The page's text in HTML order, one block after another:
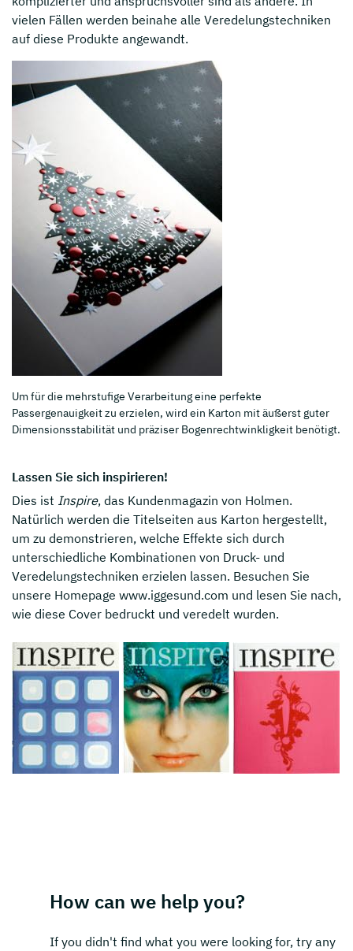
vielen Fällen werden beinahe alle Veredelungstechniken
auf diese Produkte angewandt.
Um für die mehrstufige Verarbeitung eine perfekte
Passergenauigkeit zu erzielen, wird ein Karton mit äußerst guter
Dimensionsstabilität und präziser Bogenrechtwinkligkeit benötigt.
Lassen Sie sich inspirieren!
Dies ist Inspire, das Kundenmagazin von Holmen.
Natürlich werden die Titelseiten aus Karton hergestellt,
um zu demonstrieren, welche Effekte sich durch
unterschiedliche Kombinationen von Druck- und
Veredelungstechniken erzielen lassen. Besuchen Sie
unsere Homepage www.iggesund.com und lesen Sie nach,
wie diese Cover bedruckt und veredelt wurden.
How can we help you?
If you didn't find what you were looking for, try any